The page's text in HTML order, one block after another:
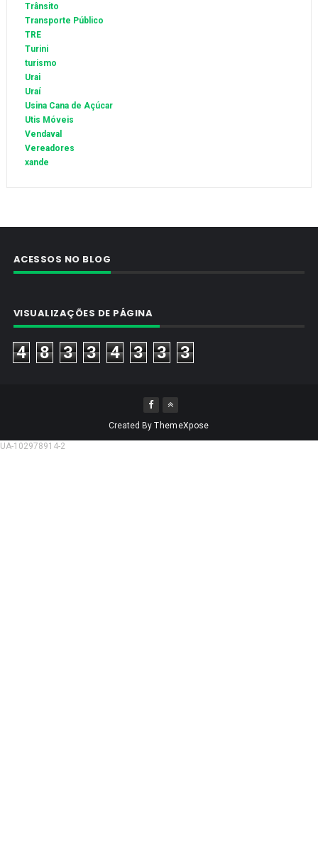
Trânsito
Transporte Público
TRE
Turini
turismo
Urai
Uraí
Usina Cana de Açúcar
Utis Móveis
Vendaval
Vereadores
xande
ACESSOS NO BLOG
VISUALIZAÇÕES DE PÁGINA
4 8 3 3 4 3 3 3
Created ByThemeXpose
UA-102978914-2